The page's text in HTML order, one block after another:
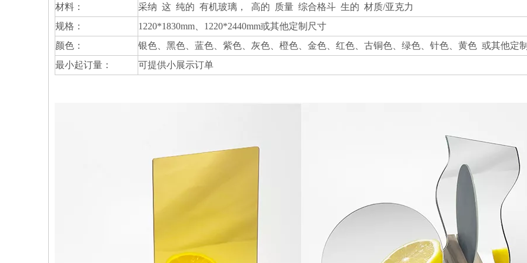
材料：
采纳 这 纯的 有机玻璃， 高的 质量 综合格斗 生的 材质/亚克力
规格：
1220*1830mm、1220*2440mm或其他定制尺寸
颜色：
银色、黑色、蓝色、紫色、灰色、橙色、金色、红色、古铜色、绿色、针色、黄色 或其他定
最小起订量：
可提供小展示订单